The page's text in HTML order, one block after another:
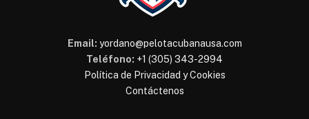
Email: yordano@pelotacubanausa.com
Teléfono: +1 (305) 343-2994
Política de Privacidad y Cookies
Contáctenos